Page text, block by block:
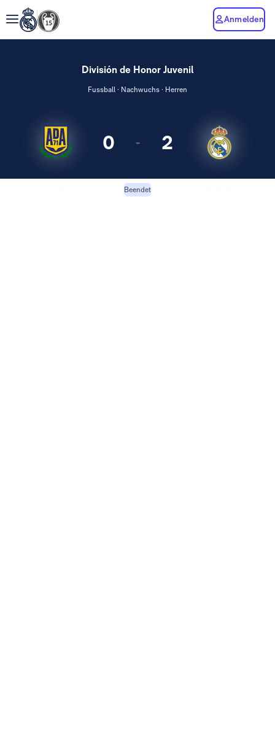
Anmelden
División de Honor Juvenil
Fussball · Nachwuchs · Herren
0 - 2
Beendet